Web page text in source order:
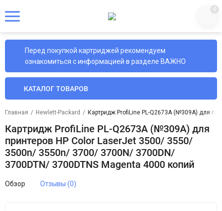
0
Перед покупкой картриджей рекомендуем
ознакомиться с информацией в разделе ВАЖНО
КАТАЛОГ ТОВАРОВ
Главная / Hewlett-Packard / Картридж ProfiLine PL-Q2673A (№309A) для
Картридж ProfiLine PL-Q2673A (№309A) для
принтеров HP Color LaserJet 3500/ 3550/
3500n/ 3550n/ 3700/ 3700N/ 3700DN/
3700DTN/ 3700DTNS Magenta 4000 копий
Обзор Отзывы (0)